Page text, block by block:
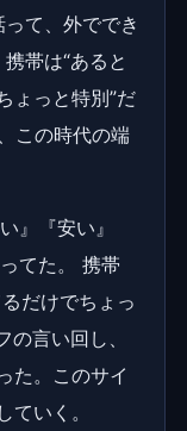
て、外ででき
帯は“あると
ょっと特別”だ
この時代の端
』『安い』
てた。 携帯
だけでちょっ
言い回し、
た。このサイ
ていく。